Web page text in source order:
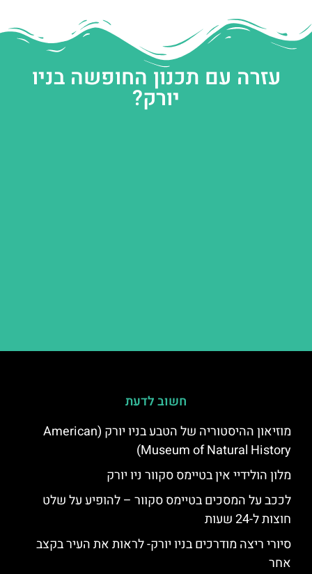
עזרה עם תכנון החופשה בניו
יורק?
חשוב לדעת
מוזיאון ההיסטוריה של הטבע בניו יורק (American
Museum of Natural History)
מלון הולידיי אין בטיימס סקוור ניו יורק
לככב על המסכים בטיימס סקוור – להופיע על שלט
חוצות ל-24 שעות
סיורי ריצה מודרכים בניו יורק- לראות את העיר בקצב
אחר